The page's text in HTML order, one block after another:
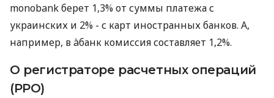
monobank берет 1,3% от суммы платежа с
украинских и 2% - с карт иностранных банков. А,
например, в àбанк комиссия составляет 1,2%.
О регистраторе расчетных операций
(РРО)